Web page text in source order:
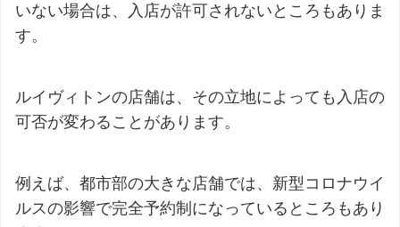
いない場合は、入店が許可されないところもありま
す。
ルイヴィトンの店舗は、その立地によっても入店の
可否が変わることがあります。
例えば、都市部の大きな店舗では、新型コロナウイ
ルスの影響で完全予約制になっているところもあり